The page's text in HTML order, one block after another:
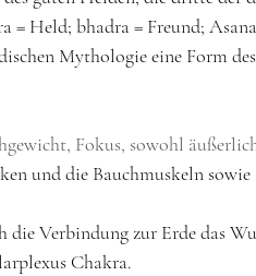
= Held; bhadra = Freund;
Mythologie eine Form
Fokus, sowohl
und die Bauchmuskeln
die Verbindung zur Erde das
Chakra.